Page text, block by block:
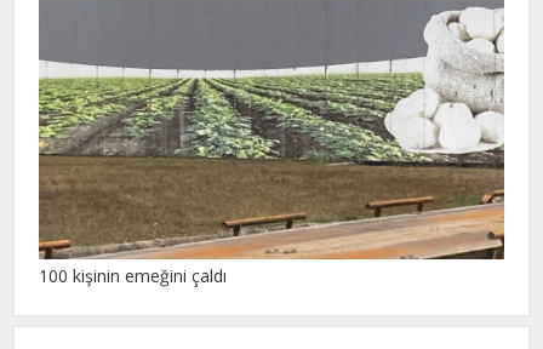
100 kişinin emeğini çaldı